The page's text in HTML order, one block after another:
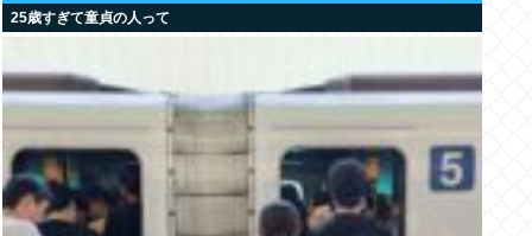
25歳すぎて童貞の人って